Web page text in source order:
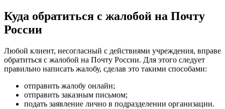
Куда обратиться с жалобой на Почту
России
Любой клиент, несогласный с действиями учреждения, вправе
обратиться с жалобой на Почту России. Для этого следует
правильно написать жалобу, сделав это такими способами:
отправить жалобу онлайн;
отправить заказным письмом;
подать заявление лично в подразделении организации.